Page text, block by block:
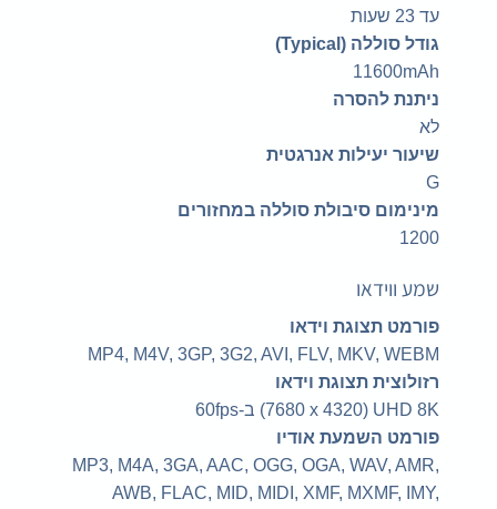
עד 23 שעות
גודל סוללה (Typical)
11600mAh
ניתנת להסרה
לא
שיעור יעילות אנרגטית
G
מינימום סיבולת סוללה במחזורים
1200
שמע ווידאו
פורמט תצוגת וידאו
MP4, M4V, 3GP, 3G2, AVI, FLV, MKV, WEBM
רזולוצית תצוגת וידאו
‎UHD 8K ‏(‎7680 x 4320) ב-60fps‎
פורמט השמעת אודיו
MP3, M4A, 3GA, AAC, OGG, OGA, WAV, AMR,
AWB, FLAC, MID, MIDI, XMF, MXMF, IMY,